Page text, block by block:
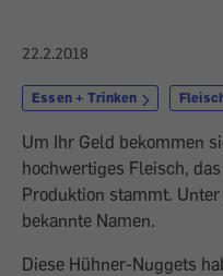
22.2.2018
Essen + Trinken
Um Ihr Geld bekommen
hochwertiges Fleisch,
Produktion stammt.
bekannte Namen.
Diese Hühner-Nuggets